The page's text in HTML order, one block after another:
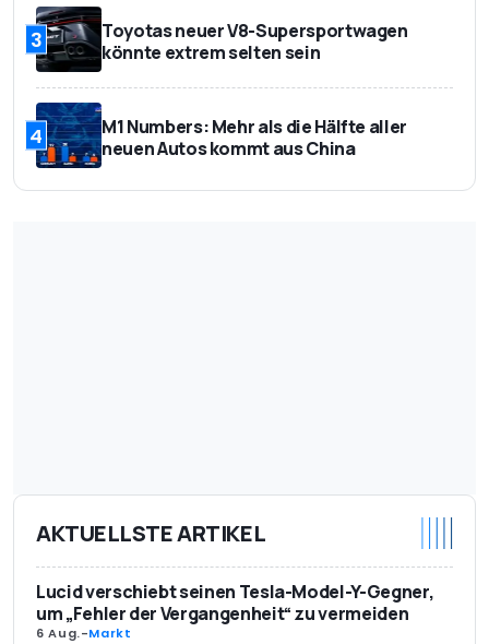
3
Toyotas neuer V8-Supersportwagen
könnte extrem selten sein
4
M1 Numbers: Mehr als die Hälfte aller
neuen Autos kommt aus China
AKTUELLSTE ARTIKEL
Lucid verschiebt seinen Tesla-Model-Y-Gegner,
um „Fehler der Vergangenheit“ zu vermeiden
6 Aug.-Markt